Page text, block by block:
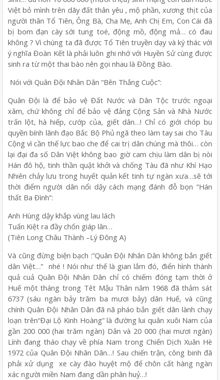
Việt bỏ mình trên dãy đất thân yêu , mộ phần, xương thịt của
người thân Tổ Tiên, Ông Bà, Cha Mẹ, Anh Chị Em, Con Cái đã
bị bom đạn cày sới tung toé, động mồ, động mả… có đau
không ? Vì chúng ta đã được Tổ Tiên truyền dạy và ký thác với
ý nghĩa Đoàn Kết là phải luôn ghi nhớ với Huyền Sử cùng được
sinh ra từ một thai bào nên gọi nhau là Đồng Bào.
Nói với Quân Đội Nhân Dân “Bên Thắng Cuộc”:
Quân Đội là để bảo vệ Đất Nước và Dân Tộc trước ngoại
xâm, chứ không chỉ để bảo vệ đảng Cộng Sản và Nhà Nước
trấn lột, hà hiếp, cướp của, giết dân…! Chỉ có giới chóp bu
quyền bính lãnh đạo Bắc Bộ Phủ ngã theo làm tay sai cho Tàu
Cộng vì cần thế lực bao che để cai trị dân chúng mà thôi… còn
lại đại đa số Dân Việt không bao giờ cam chịu làm dân bị nòi
Hán đô hộ, tinh thần quật khởi và chống Tàu đã như Khí Hạo
Nhiên chảy lưu trong huyết quản kết tinh tự ngàn xưa…sẽ tới
thời điểm người dân nổi dậy cách mạng đánh đỗ bọn “Hán
thất Ba Đình”:
Anh Hùng dậy khắp vùng lau lách
Tuấn Kiệt ra đầy chốn giáp lân…
(Tiên Long Châu Thành –Lý Đông A)
Và cũng đừng biện bạch :”Quân Đội Nhân Dân không bắn giết
dân Việt…” nhé ! Nói như thế là gian lắm đó, điển hình thành
quả cuả Quân Đội Nhân Dân chỉ có chiếm đóng tạm thời ở
Huế một tháng trong Têt Mậu Thân năm 1968 đã thảm sát
6737 (sáu ngàn bảy trăm ba mươi bảy) dân Huế, và cũng
chính Quân Đội Nhân Dân đã nã pháo bắn giết dân lành chạy
loạn trên“Đại Lộ Kinh Hoàng” là đường lui quân xuôi Nam của
gần 200 000 (hai trăm ngàn) Dân và 20 000 (hai mươi ngàn)
Lính đang tháo chạy về phía Nam trong Chiến Dịch Xuân Hè
1972 của Quân Đội Nhân Dân…! Sau chiến trận, công binh đã
phải xử dụng xe cày đào huyệt mộ để chôn cất hàng ngàn
xác người miền Nam đang dần phân huỷ…!